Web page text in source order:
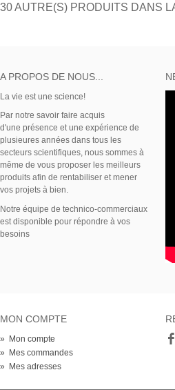
30 AUTRE(S) PRODUITS DANS
A PROPOS DE NOUS...
La vie est une science!
Par notre savoir faire acquis
d'une présence et une expérience de
plusieures années dans tous les
secteurs scientifiques, nous sommes à
même de vous proposer les meilleurs
produits afin de rentabiliser et mener
vos projets à bien.
Notre équipe de technico-commerciaux
est disponible pour répondre à vos
besoins
MON COMPTE
» Mon compte
» Mes commandes
» Mes adresses